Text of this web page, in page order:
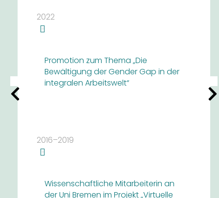
2022
Promotion zum Thema „Die
Bewältigung der Gender Gap in der
integralen Arbeitswelt“
2016–2019
Wissenschaftliche Mitarbeiterin an
der Uni Bremen im Projekt „Virtuelle